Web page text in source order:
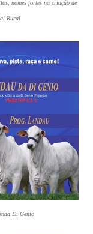
nomes fortes na criação de
Rural
Di Genio